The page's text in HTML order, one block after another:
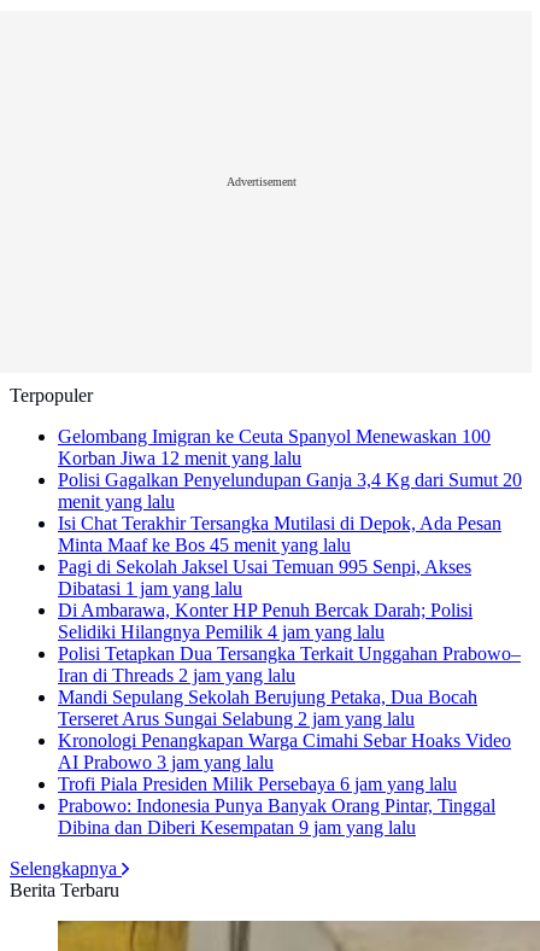
Advertisement
Terpopuler
Gelombang Imigran ke Ceuta Spanyol Menewaskan 100
Korban Jiwa 12 menit yang lalu
Polisi Gagalkan Penyelundupan Ganja 3,4 Kg dari Sumut 20
menit yang lalu
Isi Chat Terakhir Tersangka Mutilasi di Depok, Ada Pesan
Minta Maaf ke Bos 45 menit yang lalu
Pagi di Sekolah Jaksel Usai Temuan 995 Senpi, Akses
Dibatasi 1 jam yang lalu
Di Ambarawa, Konter HP Penuh Bercak Darah; Polisi
Selidiki Hilangnya Pemilik 4 jam yang lalu
Polisi Tetapkan Dua Tersangka Terkait Unggahan Prabowo–
Iran di Threads 2 jam yang lalu
Mandi Sepulang Sekolah Berujung Petaka, Dua Bocah
Terseret Arus Sungai Selabung 2 jam yang lalu
Kronologi Penangkapan Warga Cimahi Sebar Hoaks Video
AI Prabowo 3 jam yang lalu
Trofi Piala Presiden Milik Persebaya 6 jam yang lalu
Prabowo: Indonesia Punya Banyak Orang Pintar, Tinggal
Dibina dan Diberi Kesempatan 9 jam yang lalu
Selengkapnya
Berita Terbaru